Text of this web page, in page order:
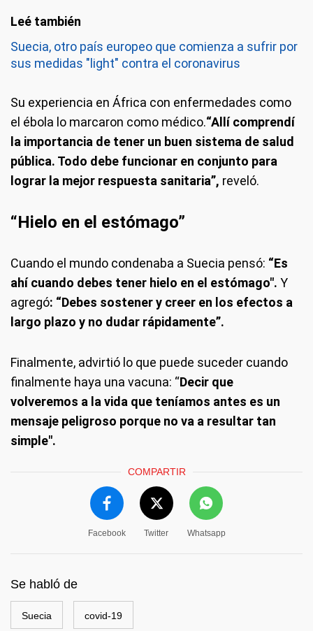
Suecia, otro país europeo que comienza a sufrir por
sus medidas "light" contra el coronavirus
Su experiencia en África con enfermedades como
el ébola lo marcaron como médico.“Allí comprendí
la importancia de tener un buen sistema de salud
pública. Todo debe funcionar en conjunto para
lograr la mejor respuesta sanitaria”, reveló.
“Hielo en el estómago”
Cuando el mundo condenaba a Suecia pensó: “Es
ahí cuando debes tener hielo en el estómago". Y
agregó: “Debes sostener y creer en los efectos a
largo plazo y no dudar rápidamente”.
Finalmente, advirtió lo que puede suceder cuando
finalmente haya una vacuna: “Decir que
volveremos a la vida que teníamos antes es un
mensaje peligroso porque no va a resultar tan
simple".
COMPARTIR
Facebook Twitter Whatsapp
Se habló de
Suecia covid-19